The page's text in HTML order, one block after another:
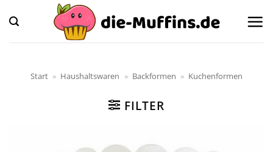
Inhalt
springen
Start » Haushaltswaren » Backformen » Kuchenformen
FILTER